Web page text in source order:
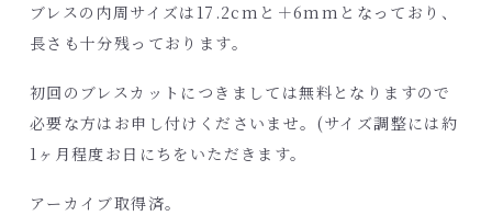
ブレスの内周サイズは17.2cmと＋6mmとなっており、
長さも十分残っております。
初回のブレスカットにつきましては無料となりますので
必要な方はお申し付けくださいませ。(サイズ調整には約
1ヶ月程度お日にちをいただきます。
アーカイブ取得済。